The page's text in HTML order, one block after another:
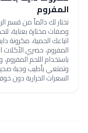
المفروم
نختار لك دائماً من قسم
وصفات مختارة بعناية،
اتباعك الحمية، مكرونة
المفروم، حضري الأكلات
باستخدام اللحم المفروم،
وتمتعي بأطيب وجبة
السعرات الحرارية دون